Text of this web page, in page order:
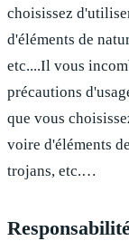
choisissez
d'éléments de
etc....Il vous
précautions
que vous
voire d'éléments
trojans, etc.…